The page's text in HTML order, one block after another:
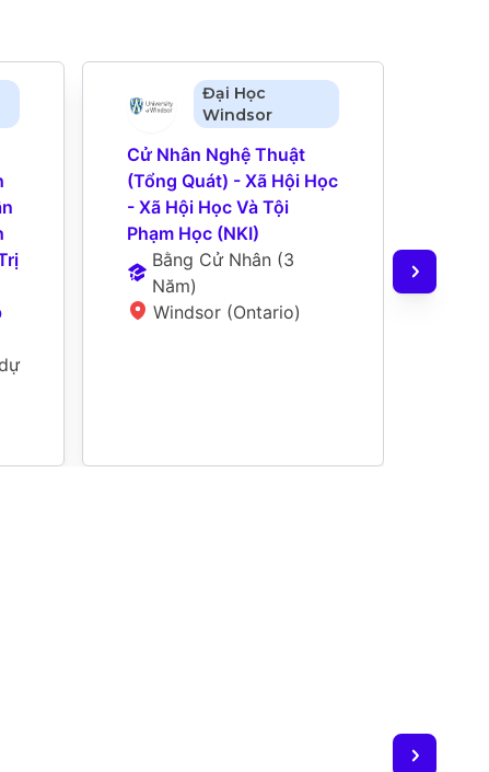
Đại Học
Windsor
Cử Nhân Nghệ Thuật
(Tổng Quát) - Xã Hội Học
- Xã Hội Học Và Tội
Phạm Học (NKI)
Bằng Cử Nhân (3
Năm)
Windsor (Ontario)